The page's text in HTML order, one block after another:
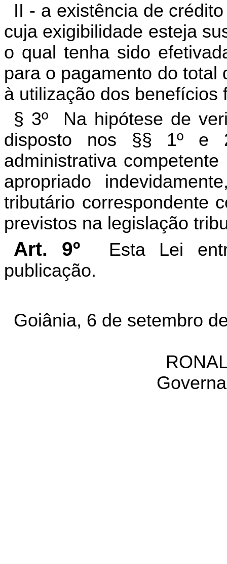
II - a existência de
cuja exigibilidade esteja
o qual tenha sido
para o pagamento do
à utilização dos benefícios
§ 3º Na hipótese de
disposto nos §§ 1º e
administrativa
apropriado
tributário correspondente
previstos na legislação
Art. 9º
Esta Lei
publicação.
Goiânia, 6 de setembro